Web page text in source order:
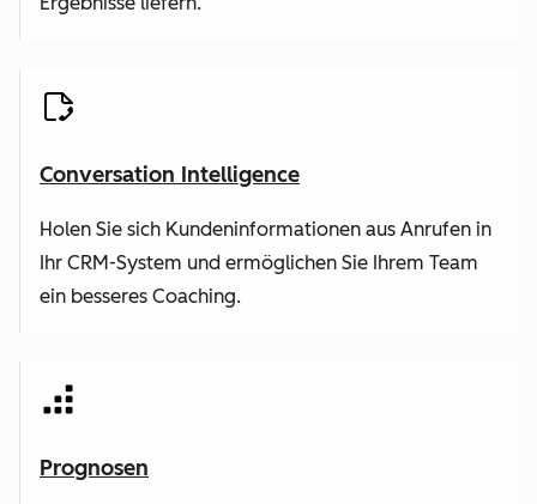
Conversation Intelligence
Holen Sie sich Kundeninformationen aus Anrufen in
Ihr CRM-System und ermöglichen Sie Ihrem Team
ein besseres Coaching.
Prognosen